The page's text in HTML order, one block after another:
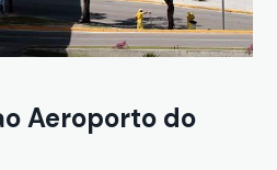
Aeroporto do